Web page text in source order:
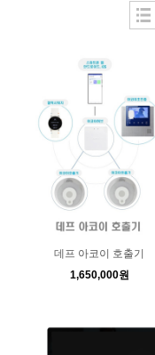
데프 아코이 호출기
1,650,000원